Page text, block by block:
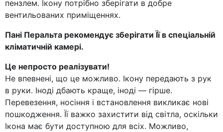
пензлем. Ікону потрібно зберігати в добре
вентильованих приміщеннях.
Пані Перальта рекомендує зберігати Її в спеціальній
кліматичній камері.
Це непросто реалізувати!
Не впевнені, що це можливо. Ікону передають з рук
в руки. Іноді дбають краще, іноді — гірше.
Перевезення, носіння і встановлення викликає нові
пошкодження. Її важко захистити від світла, оскільки
Ікона має бути доступною для всіх. Можливо,